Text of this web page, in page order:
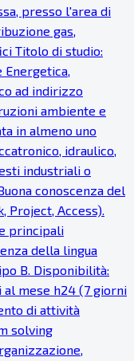
presso l'area di
gas,
Titolo di studio:
ad indirizzo
ambiente e
in almeno uno
idraulico,
industriali o
conoscenza del
Project, Access).
principali
della lingua
B. Disponibilità:
mese h24 (7 giorni
di attività
solving